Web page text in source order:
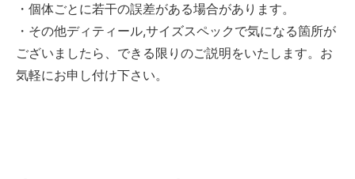
・個体ごとに若干の誤差がある場合があります。
・その他ディティール,サイズスペックで気になる箇所が
ございましたら、できる限りのご説明をいたします。お
気軽にお申し付け下さい。